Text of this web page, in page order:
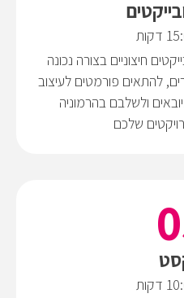
חיצוניים בצורה נכונה
להתאים פורמטים לעיצוב
ולשלבם בהרמוניה
שלכם
דקות
דקות